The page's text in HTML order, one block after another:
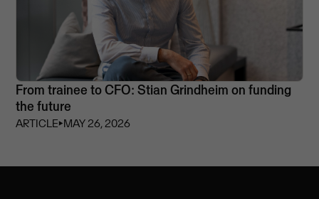
From trainee to CFO: Stian Grindheim on funding
the future
ARTICLE⏵MAY 26, 2026